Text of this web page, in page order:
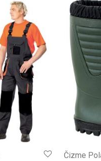
Čizme